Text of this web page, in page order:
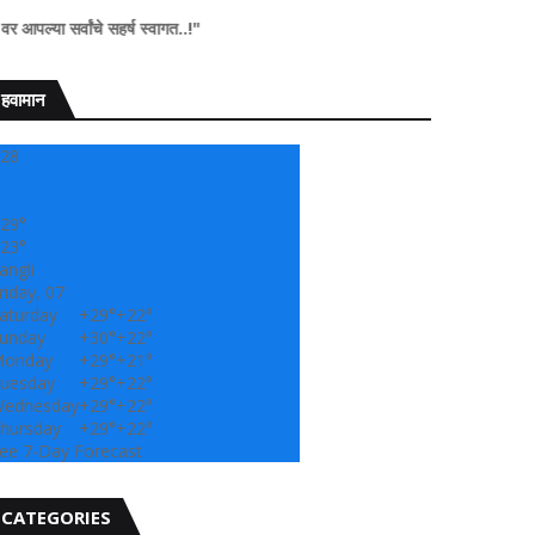
सहर्ष स्वागत..!"
हवामान
28
29°
23°
07
+29°+22°
+30°+22°
+29°+21°
+29°+22°
+29°+22°
+29°+22°
7-Day Forecast
CATEGORIES